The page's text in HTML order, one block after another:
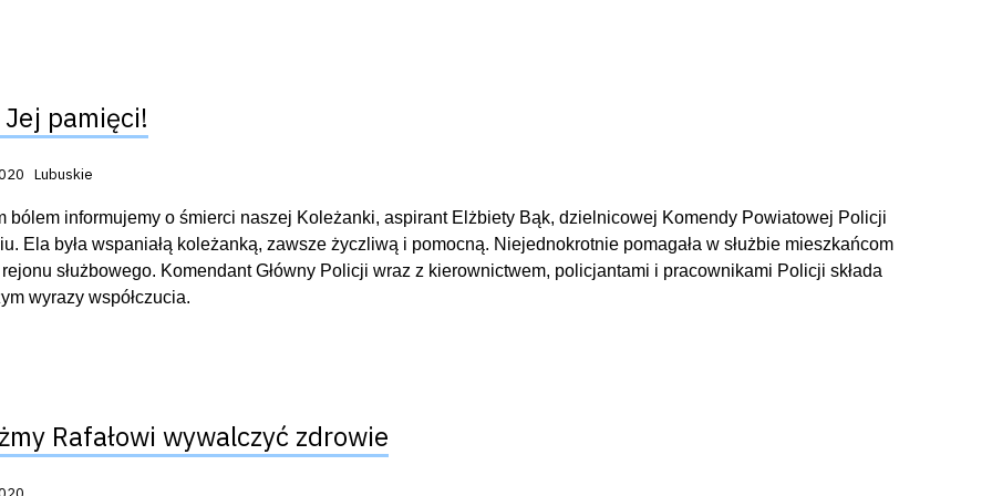
Jej pamięci!
Lubuskie
bólem informujemy o śmierci naszej Koleżanki, aspirant Elżbiety Bąk, dzielnicowej Komendy Powiatowej Policji
Ela była wspaniałą koleżanką, zawsze życzliwą i pomocną. Niejednokrotnie pomagała w służbie mieszkańcom
służbowego. Komendant Główny Policji wraz z kierownictwem, policjantami i pracownikami Policji składa
wyrazy współczucia.
Rafałowi wywalczyć zdrowie